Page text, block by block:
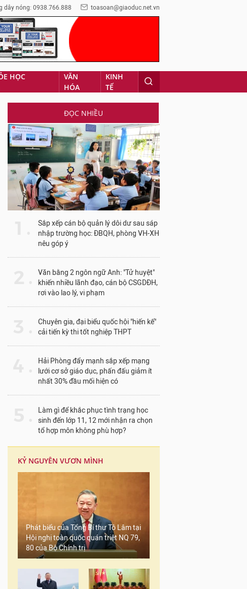
dây nóng: 0938.766.888 toasoan@giaoduc.net.vn
HỌC
VĂN
HÓA
KINH
TẾ
ĐỌC NHIỀU
Sắp xếp cán bộ quản lý dôi dư sau sáp
nhập trường học: ĐBQH, phòng VH-XH
nêu góp ý
Văn bằng 2 ngôn ngữ Anh: "Tử huyệt"
khiến nhiều lãnh đạo, cán bộ CSGDĐH,
rơi vào lao lý, vi phạm
Chuyên gia, đại biểu quốc hội "hiến kế"
cải tiến kỳ thi tốt nghiệp THPT
Hải Phòng đẩy mạnh sắp xếp mạng
lưới cơ sở giáo dục, phấn đấu giảm ít
nhất 30% đầu mối hiện có
Làm gì để khắc phục tình trạng học
sinh đến lớp 11, 12 mới nhận ra chọn
tổ hợp môn không phù hợp?
KỶ NGUYÊN VƯƠN MÌNH
Phát biểu của Tổng Bí thư Tô Lâm tại
Hội nghị toàn quốc quán triệt NQ 79,
80 của Bộ Chính trị